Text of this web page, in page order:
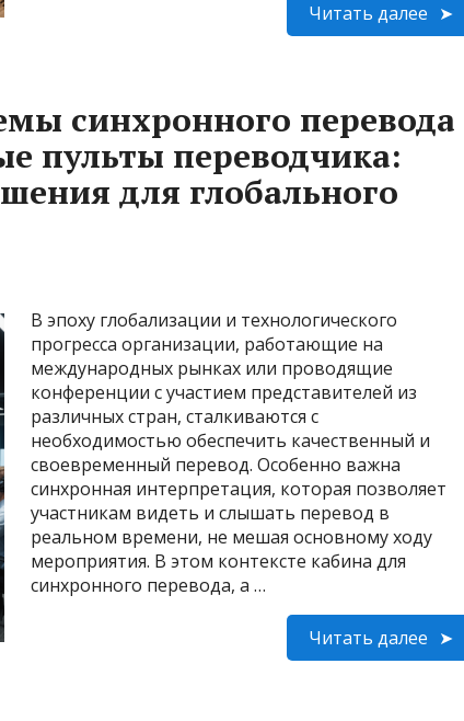
Читать далее
синхронного перевода
пульты переводчика:
для глобального
В эпоху глобализации и технологического
прогресса организации, работающие на
международных рынках или проводящие
конференции с участием представителей из
различных стран, сталкиваются с
необходимостью обеспечить качественный и
своевременный перевод. Особенно важна
синхронная интерпретация, которая позволяет
участникам видеть и слышать перевод в
реальном времени, не мешая основному ходу
мероприятия. В этом контексте кабина для
синхронного перевода, а …
Читать далее